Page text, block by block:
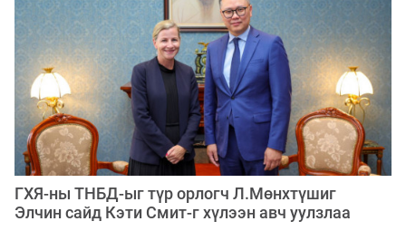
ГХЯ-ны ТНБД-ыг түр орлогч Л.Мөнхтүшиг
Элчин сайд Кэти Смит-г хүлээн авч уулзлаа